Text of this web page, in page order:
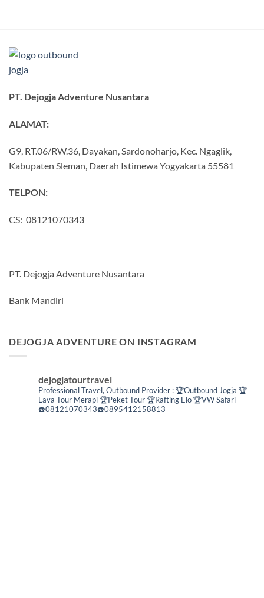
PT. Dejogja Adventure Nusantara
ALAMAT:
G9, RT.06/RW.36, Dayakan, Sardonoharjo, Kec. Ngaglik,
Kabupaten Sleman, Daerah Istimewa Yogyakarta 55581
TELPON:
CS: 08121070343
PT. Dejogja Adventure Nusantara
Bank Mandiri
DEJOGJA ADVENTURE ON INSTAGRAM
dejogjatourtravel
Professional Travel, Outbound Provider :🏆Outbound Jogja 🏆
Lava Tour Merapi🏆Peket Tour🏆Rafting Elo🏆VW Safari
☎️08121070343☎️0895412158813